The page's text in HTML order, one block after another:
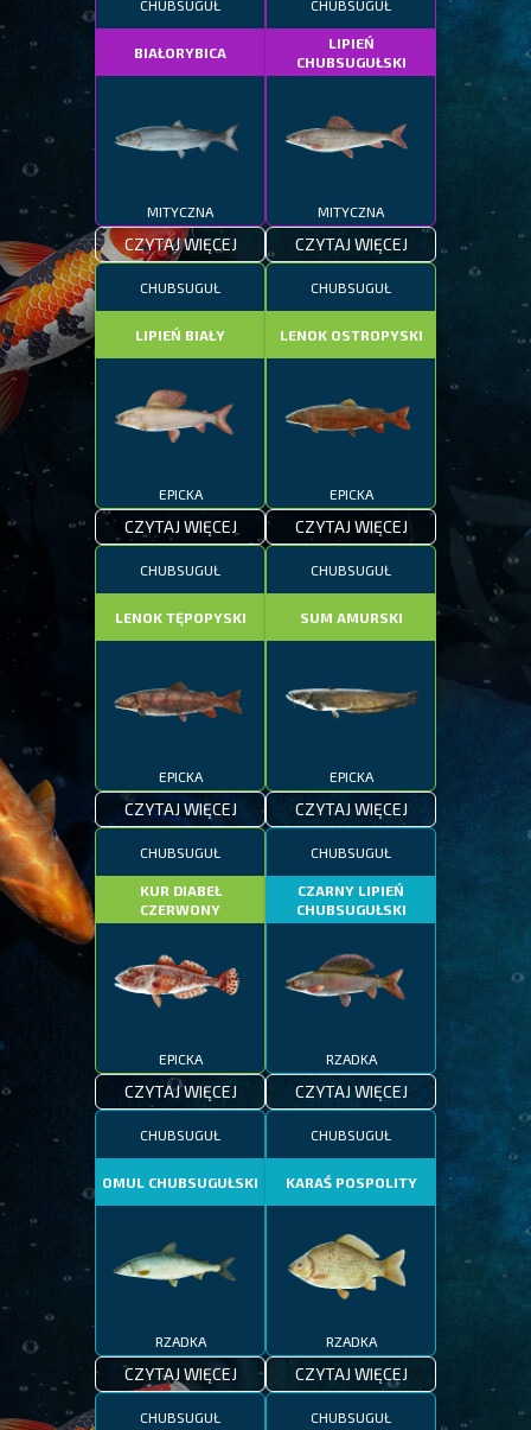
CHUBSUGUŁ
BIAŁORYBICA
MITYCZNA
CZYTAJ WIĘCEJ
CHUBSUGUŁ
LIPIEŃ
CHUBSUGUŁSKI
MITYCZNA
CZYTAJ WIĘCEJ
CHUBSUGUŁ
LIPIEŃ BIAŁY
EPICKA
CZYTAJ WIĘCEJ
CHUBSUGUŁ
LENOK OSTROPYSKI
EPICKA
CZYTAJ WIĘCEJ
CHUBSUGUŁ
LENOK TĘPOPYSKI
EPICKA
CZYTAJ WIĘCEJ
CHUBSUGUŁ
SUM AMURSKI
EPICKA
CZYTAJ WIĘCEJ
CHUBSUGUŁ
KUR DIABEŁ
CZERWONY
EPICKA
CZYTAJ WIĘCEJ
CHUBSUGUŁ
CZARNY LIPIEŃ
CHUBSUGUŁSKI
RZADKA
CZYTAJ WIĘCEJ
CHUBSUGUŁ
OMUL CHUBSUGUŁSKI
RZADKA
CZYTAJ WIĘCEJ
CHUBSUGUŁ
KARAŚ POSPOLITY
RZADKA
CZYTAJ WIĘCEJ
CHUBSUGUŁ CHUBSUGUŁ